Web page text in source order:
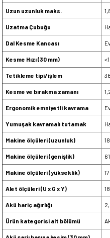
Uzun uzunluk maks.
Uzatma Çubuğu
Dal Kesme Kancası
Kesme Hızı (30 mm)
Tetikleme tipi/işlem
Kesme ve bırakma zamanı
Ergonomik emniyetli kavrama
Yumuşak kavramalı tutamak
Makine ölçüleri (uzunluk)
Makine ölçüleri (genişlik)
Makine ölçüleri (yükseklik)
Alet ölçüleri (U x G x Y)
Akü hariç ağırlığı
Ürün kategorisi alt bölümü